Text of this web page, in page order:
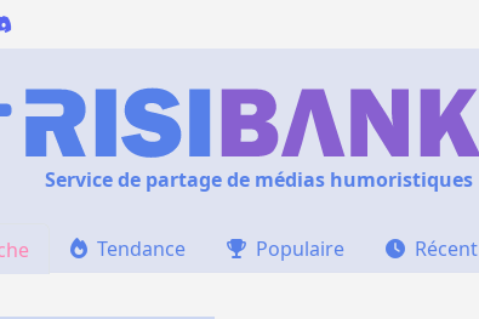
Service de partage de médias humoristiques
Tendance Populaire Récent